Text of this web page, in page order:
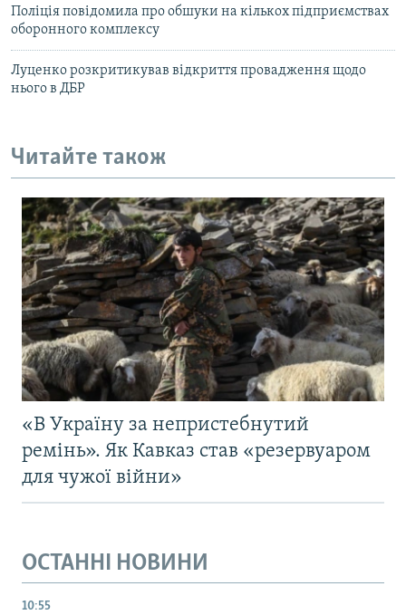
Поліція повідомила про обшуки на кількох підприємствах
оборонного комплексу
Луценко розкритикував відкриття провадження щодо
нього в ДБР
Читайте також
«В Україну за непристебнутий
ремінь». Як Кавказ став «резервуаром
для чужої війни»
ОСТАННІ НОВИНИ
10:55